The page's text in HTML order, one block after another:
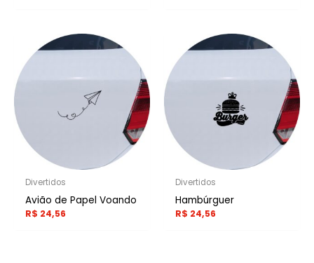
Divertidos
Avião de Papel Voando
R$ 24,56
Divertidos
Hambúrguer
R$ 24,56